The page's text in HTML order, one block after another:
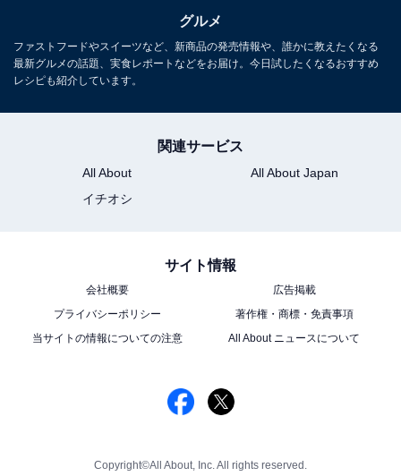
グルメ
ファストフードやスイーツなど、新商品の発売情報や、誰かに教えたくなる
最新グルメの話題、実食レポートなどをお届け。今日試したくなるおすすめ
レシピも紹介しています。
関連サービス
All About
All About Japan
イチオシ
サイト情報
会社概要
広告掲載
プライバシーポリシー
著作権・商標・免責事項
当サイトの情報についての注意
All About ニュースについて
Copyright©All About, Inc. All rights reserved.